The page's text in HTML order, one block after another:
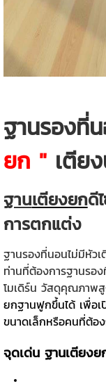
ฐานรองที่
ยก "เตียง
ฐานเตียงยกดี
การตกแต่ง
ฐานรองที่นอนไม่มีหัว
ท่านที่ต้องการฐานรอ
โมเดิร์น วัสดุคุณภาพ
ยกฐานฟูกขึ้นได้ เพื่อเ
ขนาดเล็กหรือคนที่ต้อ
จุดเด่น ฐานเตียงย